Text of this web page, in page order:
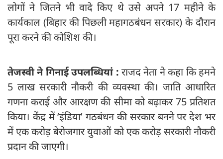
लोगों ने जितने भी वादे किए थे उसे अपने 17 महीने के
कार्यकाल (बिहार की पिछली महागठबंधन सरकार) के दौरान
पूरा करने की कोशिश की।
तेजस्वी ने गिनाई उपलब्धियां : राजद नेता ने कहा कि हमने
5 लाख सरकारी नौकरी की व्यवस्था की। जाति आधारित
गणना कराई और आरक्षण की सीमा को बढ़ाकर 75 प्रतिशत
किया। केंद्र में ‘इंडिया’ गठबंधन की सरकार बनने पर देश भर
में एक करोड़ बेरोजगार युवाओं को एक करोड़ सरकारी नौकरी
प्रदान की जाएगी।